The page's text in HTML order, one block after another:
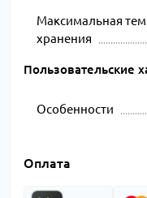
Максимальная
хранения
Пользовательские
Особенности
Оплата